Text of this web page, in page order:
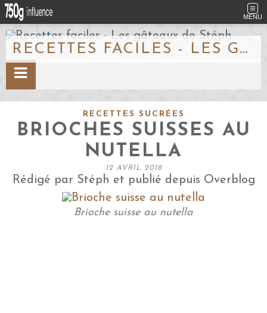
MENU
RECETTES FACILES - LES GÂTEAUX DE STÉPH
RECETTES SUCRÉES
BRIOCHES SUISSES AU
NUTELLA
12 AVRIL 2018
Rédigé par Stéph et publié depuis Overblog
Brioche suisse au nutella